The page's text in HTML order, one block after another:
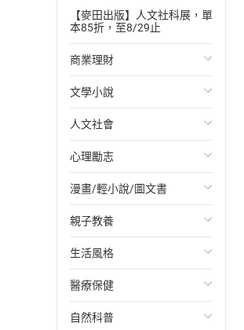
【麥田出版】人文社科展，單
本85折，至8/29止
商業理財
投資理財
經濟/趨勢
財務/金融
管理/領導
職場工作術
成功法
行銷/廣告
傳記
文學小說
歐美文學
日本文學
韓國文學
華文文學
經典文學
成長/家庭生活小說
懸疑/推理小說
人文社會
國際關係
政治
社會科學
台灣/中國歷史
日/韓歷史
其他歷史/史學
心理勵志
心靈成長/情緒
人際關係
兩性關係
心理學
漫畫/輕小說/圖文書
輕小說
奇幻/科幻
愛情故事
職場/社會寫實
親子教養
教育現場
兒童文學/故事
兒童科普/學習
生活風格
飲食/食譜
健身/美顏
醫療保健
健康/養生
自然科普